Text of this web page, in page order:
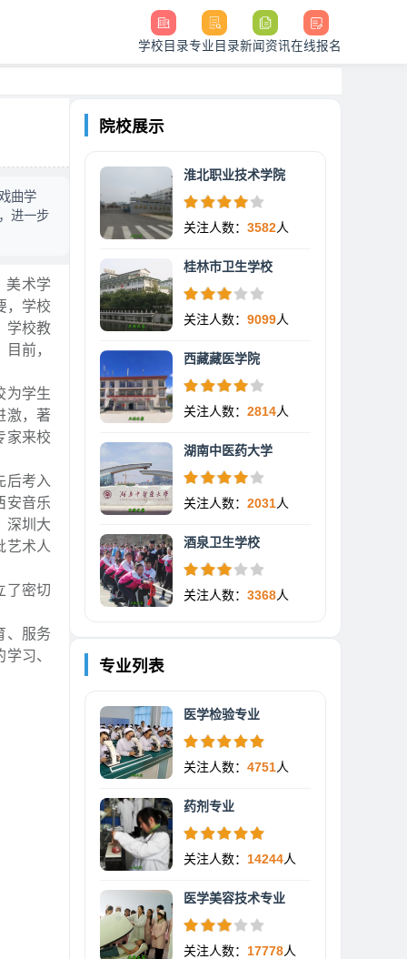
学校目录专业目录新闻资讯在线报名
曲学
进一步
美术学
，学校
学校教
前，
为学生
激，著
家来校
后考入
安音乐
深圳大
艺术人
了密切
、服务
习、
院校展示
淮北职业技术学院
关注人数： 3582人
桂林市卫生学校
关注人数： 9099人
西藏藏医学院
关注人数： 2814人
湖南中医药大学
关注人数： 2031人
酒泉卫生学校
关注人数： 3368人
专业列表
医学检验专业
关注人数： 4751人
药剂专业
关注人数： 14244人
医学美容技术专业
关注人数： 17778人